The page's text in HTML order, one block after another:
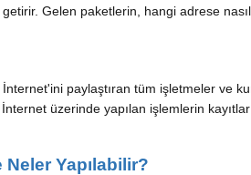
Gelen paketlerin, hangi adrese
paylaştıran tüm işletmeler ve
üzerinde yapılan işlemlerin
Yapılabilir?